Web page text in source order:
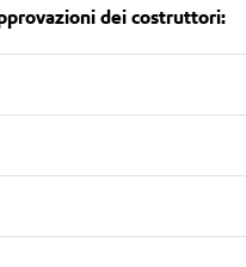
dei costruttori: